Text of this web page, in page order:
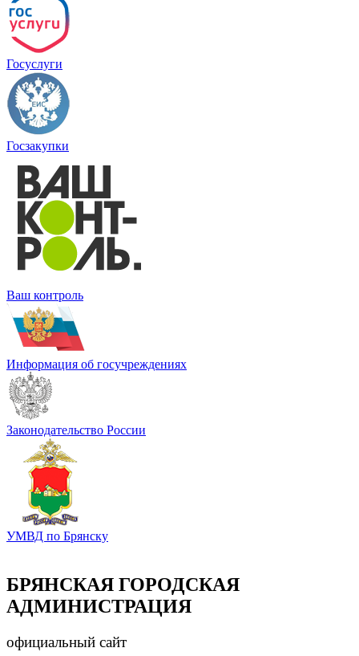
Госуслуги
Госзакупки
Ваш контроль
Информация об госучреждениях
Законодательство России
УМВД по Брянску
БРЯНСКАЯ ГОРОДСКАЯ
АДМИНИСТРАЦИЯ
официальный сайт